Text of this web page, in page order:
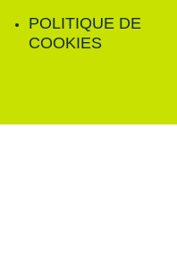
POLITIQUE DE
COOKIES